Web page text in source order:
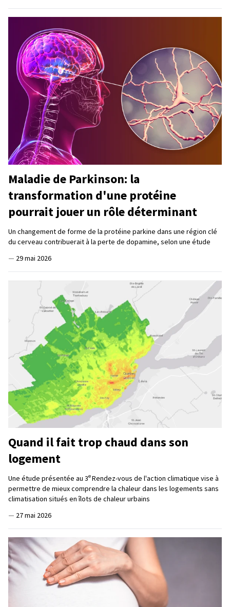
Maladie de Parkinson: la
transformation d'une protéine
pourrait jouer un rôle déterminant
Un changement de forme de la protéine parkine dans une région clé
du cerveau contribuerait à la perte de dopamine, selon une étude
— 29 mai 2026
Quand il fait trop chaud dans son
logement
Une étude présentée au 3eRendez-vous de l'action climatique vise à
permettre de mieux comprendre la chaleur dans les logements sans
climatisation situés en îlots de chaleur urbains
— 27 mai 2026